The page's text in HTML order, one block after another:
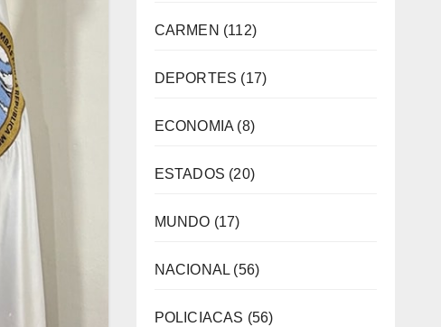
CARMEN (112)
DEPORTES (17)
ECONOMIA (8)
ESTADOS (20)
MUNDO (17)
NACIONAL (56)
POLICIACAS (56)